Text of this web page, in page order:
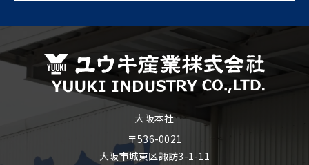
大阪本社
〒536-0021
大阪市城東区諏訪3-1-11